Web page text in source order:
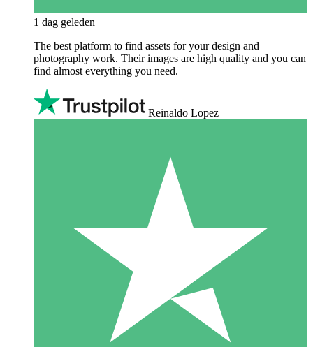
1 dag geleden
The best platform to find assets for your design and
photography work. Their images are high quality and you can
find almost everything you need.
Reinaldo Lopez